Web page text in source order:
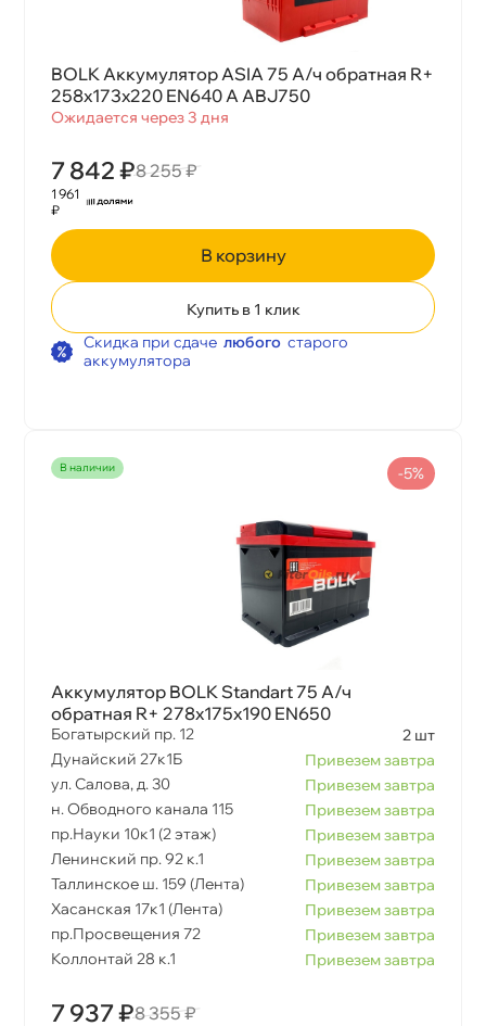
BOLK Аккумулятор ASIA 75 А/ч обратная R+
258x173x220 EN640 А ABJ750
Ожидается через 3 дня
7 842 ₽8 255 ₽
1 961
₽
корзину
Купить в 1 клик
Скидка при сдаче любого старого
аккумулятора
наличии
Аккумулятор BOLK Standart 75 А/ч
обратная R+ 278x175x190 EN650
Богатырский пр. 12
2 шт
Дунайский 27к1Б
Привезем завтра
ул. Салова, д. 30
Привезем завтра
н. Обводного канала 115
Привезем завтра
пр.Науки 10к1 (2 этаж)
Привезем завтра
Ленинский пр. 92 к.1
Привезем завтра
Таллинское ш. 159 (Лента)
Привезем завтра
Хасанская 17к1 (Лента)
Привезем завтра
пр.Просвещения 72
Привезем завтра
Коллонтай 28 к.1
Привезем завтра
7 937 ₽8 355 ₽
-5%